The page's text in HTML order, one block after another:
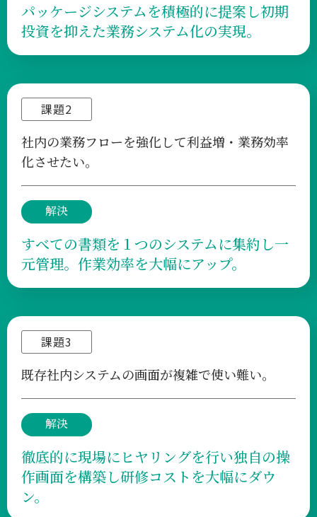
パッケージシステムを積極的に提案し初期
投資を抑えた業務システム化の実現。
課題2
社内の業務フローを強化して利益増・業務効率
化させたい。
解決
すべての書類を１つのシステムに集約し一
元管理。作業効率を大幅にアップ。
課題3
既存社内システムの画面が複雑で使い難い。
解決
徹底的に現場にヒヤリングを行い独自の操
作画面を構築し研修コストを大幅にダウ
ン。